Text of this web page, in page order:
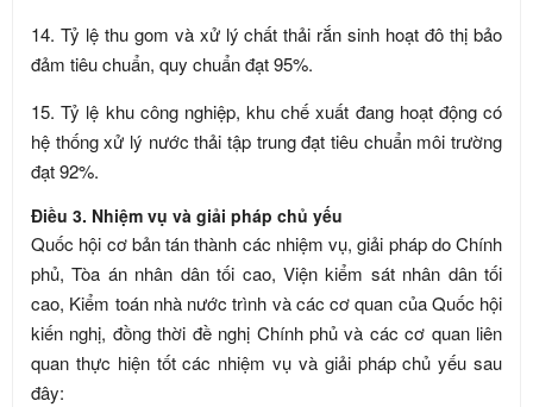
14. Tỷ lệ thu gom và xử lý chất thải rắn sinh hoạt đô thị bảo
đảm tiêu chuẩn, quy chuẩn đạt 95%.
15. Tỷ lệ khu công nghiệp, khu chế xuất đang hoạt động có
hệ thống xử lý nước thải tập trung đạt tiêu chuẩn môi trường
đạt 92%.
Điều 3. Nhiệm vụ và giải pháp chủ yếu
Quốc hội cơ bản tán thành các nhiệm vụ, giải pháp do Chính
phủ, Tòa án nhân dân tối cao, Viện kiểm sát nhân dân tối
cao, Kiểm toán nhà nước trình và các cơ quan của Quốc hội
kiến nghị, đồng thời đề nghị Chính phủ và các cơ quan liên
quan thực hiện tốt các nhiệm vụ và giải pháp chủ yếu sau
đây: